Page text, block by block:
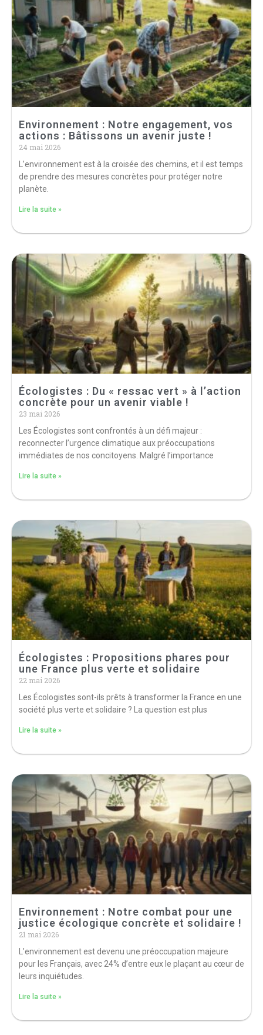
Environnement : Notre engagement, vos
actions : Bâtissons un avenir juste !
24 mai 2026
L’environnement est à la croisée des chemins, et il est temps
de prendre des mesures concrètes pour protéger notre
planète.
Lire la suite »
Écologistes : Du « ressac vert » à l’action
concrète pour un avenir viable !
23 mai 2026
Les Écologistes sont confrontés à un défi majeur :
reconnecter l’urgence climatique aux préoccupations
immédiates de nos concitoyens. Malgré l’importance
Lire la suite »
Écologistes : Propositions phares pour
une France plus verte et solidaire
22 mai 2026
Les Écologistes sont-ils prêts à transformer la France en une
société plus verte et solidaire ? La question est plus
Lire la suite »
Environnement : Notre combat pour une
justice écologique concrète et solidaire !
21 mai 2026
L’environnement est devenu une préoccupation majeure
pour les Français, avec 24% d’entre eux le plaçant au cœur de
leurs inquiétudes.
Lire la suite »